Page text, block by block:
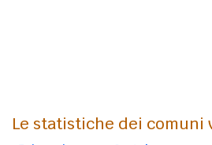
Le statistiche dei comuni